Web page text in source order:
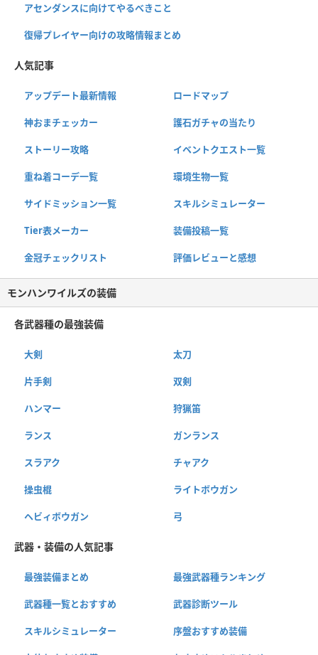
アセンダンスに向けてやるべきこと
復帰プレイヤー向けの攻略情報まとめ
人気記事
アップデート最新情報 ロードマップ
神おまチェッカー 護石ガチャの当たり
ストーリー攻略 イベントクエスト一覧
重ね着コーデ一覧 環境生物一覧
サイドミッション一覧 スキルシミュレーター
Tier表メーカー 装備投稿一覧
金冠チェックリスト 評価レビューと感想
モンハンワイルズの装備
各武器種の最強装備
大剣 太刀
片手剣 双剣
ハンマー 狩猟笛
ランス ガンランス
スラアク チャアク
操虫棍 ライトボウガン
ヘビィボウガン 弓
武器・装備の人気記事
最強装備まとめ 最強武器種ランキング
武器種一覧とおすすめ 武器診断ツール
スキルシミュレーター 序盤おすすめ装備